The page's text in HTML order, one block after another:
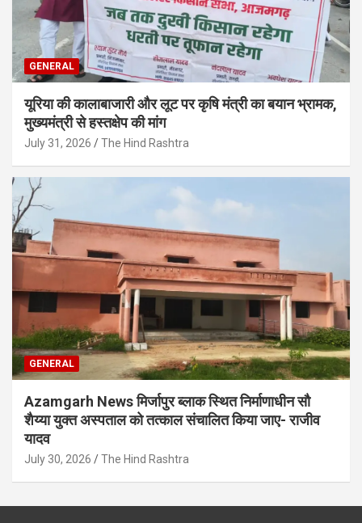
GENERAL
यूरिया की कालाबाजारी और लूट पर कृषि मंत्री का बयान भ्रामक,
मुख्यमंत्री से हस्तक्षेप की मांग
July 31, 2026 The Hind Rashtra
GENERAL
Azamgarh News मिर्जापुर ब्लाक स्थित निर्माणाधीन सौ
शैय्या युक्त अस्पताल को तत्काल संचालित किया जाए- राजीव
यादव
July 30, 2026 The Hind Rashtra